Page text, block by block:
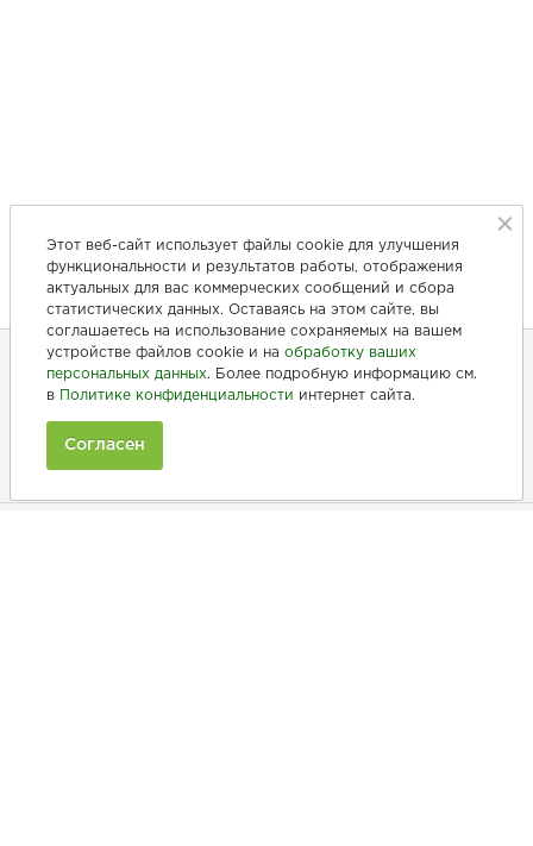
+7 (846) 275-20-10
Этот веб-сайт использует файлы cookie для улучшения
функциональности и результатов работы, отображения
актуальных для вас коммерческих сообщений и сбора
статистических данных. Оставаясь на этом сайте, вы
соглашаетесь на использование сохраняемых на вашем
устройстве файлов cookie и на обработку ваших
персональных данных. Более подробную информацию см.
в
Политике конфиденциальности интернет сайта.
Согласен